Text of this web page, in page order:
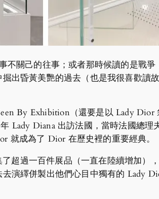
不關己的往事；或者那時候讀的是戰
出昏黃美艷的過去（也是我很喜歡讀
By Exhibition（還要是以 Lady
Lady Diana 出訪法國，當時法國總
就成為了 Dior 在歷史裡的重要經典。
超過一百件展品（一直在陸續增加）
演繹併製出他們心目中獨有的 Lady